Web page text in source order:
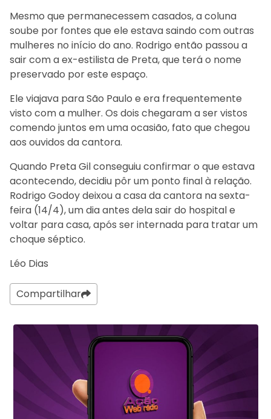
Mesmo que permanecessem casados, a coluna
soube por fontes que ele estava saindo com outras
mulheres no início do ano. Rodrigo então passou a
sair com a ex-estilista de Preta, que terá o nome
preservado por este espaço.
Ele viajava para São Paulo e era frequentemente
visto com a mulher. Os dois chegaram a ser vistos
comendo juntos em uma ocasião, fato que chegou
aos ouvidos da cantora.
Quando Preta Gil conseguiu confirmar o que estava
acontecendo, decidiu pôr um ponto final à relação.
Rodrigo Godoy deixou a casa da cantora na sexta-
feira (14/4), um dia antes dela sair do hospital e
voltar para casa, após ser internada para tratar um
choque séptico.
Léo Dias
Compartilhar